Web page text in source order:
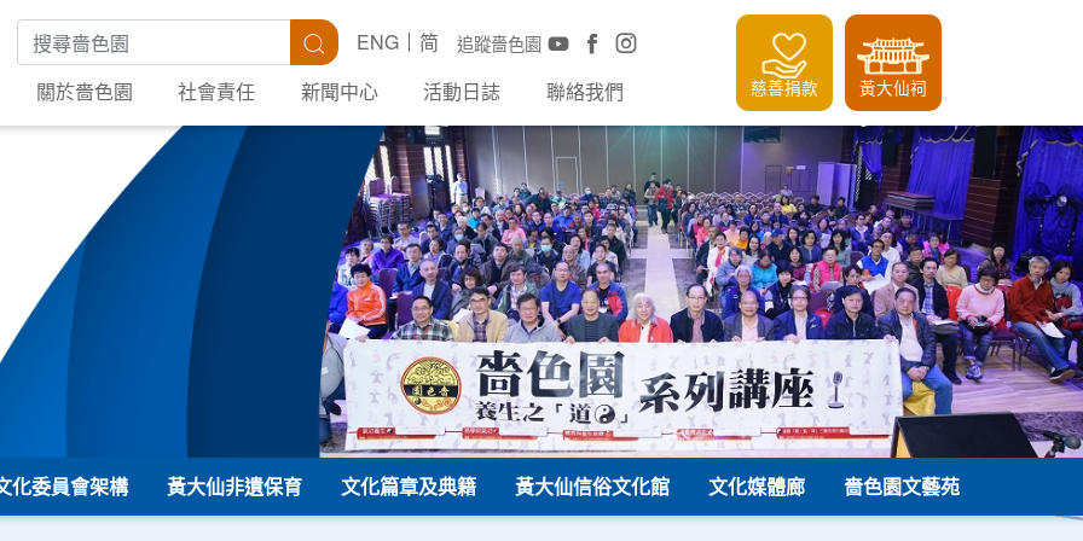
搜尋關鍵字 搜尋 追蹤嗇色園
ENG
简
關於嗇色園
社會責任 新聞中心 活動日誌 聯絡我們 慈善捐款 黃大仙祠
化委員會架構 黃大仙非遺保育 文化篇章及典籍 黃大仙信俗文化館 文化媒體廊 嗇色園文藝苑